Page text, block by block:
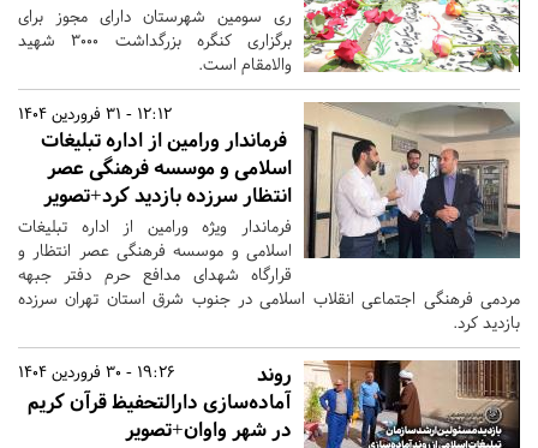
ری سومین شهرستان دارای مجوز برای
برگزاری کنگره بزرگداشت ۳۰۰۰ شهید
والامقام است.
12:12 - 31 فروردین 1404
فرماندار ورامین از اداره تبلیغات
اسلامی و موسسه فرهنگی عصر
انتظار سرزده بازدید کرد+تصویر
فرماندار ویژه ورامین از اداره تبلیغات
اسلامی و موسسه فرهنگی عصر انتظار و
قرارگاه شهدای مدافع حرم دفتر جبهه
مردمی فرهنگی اجتماعی انقلاب اسلامی در جنوب شرق استان تهران سرزده
بازدید کرد.
19:26 - 30 فروردین 1404
روند
آماده‌سازی دارالتحفیظ قرآن کریم
در شهر واوان+تصویر